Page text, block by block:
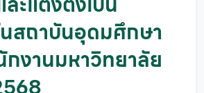
สถาบันอุดมศึกษา
กงานมหาวิทยาลัย